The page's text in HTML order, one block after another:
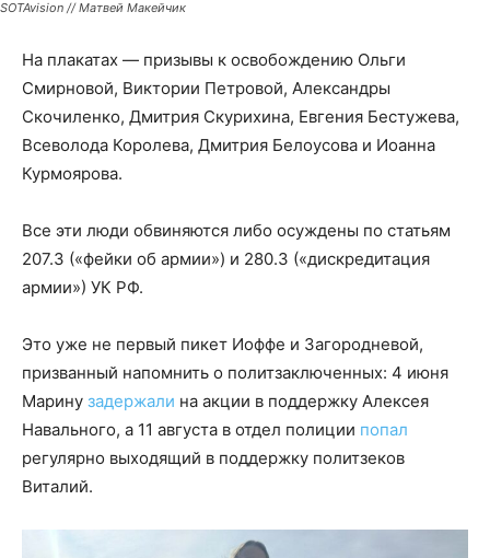
SOTAvision // Матвей Макейчик
На плакатах — призывы к освобождению Ольги
Смирновой, Виктории Петровой, Александры
Скочиленко, Дмитрия Скурихина, Евгения Бестужева,
Всеволода Королева, Дмитрия Белоусова и Иоанна
Курмоярова.
Все эти люди обвиняются либо осуждены по статьям
207.3 («фейки об армии») и 280.3 («дискредитация
армии») УК РФ.
Это уже не первый пикет Иоффе и Загородневой,
призванный напомнить о политзаключенных: 4 июня
Марину задержали на акции в поддержку Алексея
Навального, а 11 августа в отдел полиции попал
регулярно выходящий в поддержку политзеков
Виталий.